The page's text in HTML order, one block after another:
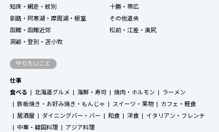
知床・網走・紋別
十勝・帯広
釧路・阿寒湖・摩周湖・根室
その他道央
函館・函館近郊
松前・江差・奥尻
洞爺・登別・苫小牧
やりたいこと
仕事
食べる
北海道グルメ 海鮮・寿司 焼肉・ホルモン
ラーメン
鉄板焼き・お好み焼き・もんじゃ
スイーツ・果物
カフェ・軽食
居酒屋
ダイニングバー・バー 和食 洋食
イタリアン・フレンチ
中華・韓国料理
アジア料理